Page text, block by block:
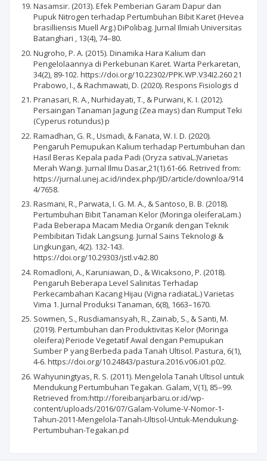
Nasamsir. (2013). Efek Pemberian Garam Dapur dan
Pupuk Nitrogen terhadap Pertumbuhan Bibit Karet (Hevea
brasilliensis Muell Arg.) DiPolibag. Jurnal Ilmiah Universitas
Batanghari , 13(4), 74–80.
Nugroho, P. A. (2015). Dinamika Hara Kalium dan
Pengelolaannya di Perkebunan Karet. Warta Perkaretan,
34(2), 89-102. https://doi.org/10.22302/PPK.WP.V34I2.260 21
Prabowo, I., & Rachmawati, D. (2020). Respons Fisiologis d
Pranasari, R. A., Nurhidayati, T., & Purwani, K. I. (2012).
Persaingan Tanaman Jagung (Zea mays) dan Rumput Teki
(Cyperus rotundus) p
Ramadhan, G. R., Usmadi, & Fanata, W. I. D. (2020).
Pengaruh Pemupukan Kalium terhadap Pertumbuhan dan
Hasil Beras Kepala pada Padi (Oryza sativaL.)Varietas
Merah Wangi. Jurnal Ilmu Dasar,21(1).61-66. Retrived from:
https://jurnal.unej.ac.id/index.php/JID/article/downloa/914
4/7658.
Rasmani, R., Parwata, I. G. M. A., & Santoso, B. B. (2018).
Pertumbuhan Bibit Tanaman Kelor (Moringa oleiferaLam.)
Pada Beberapa Macam Media Organik dengan Teknik
Pembibitan Tidak Langsung. Jurnal Sains Teknologi &
Lingkungan, 4(2). 132-143.
https://doi.org/10.29303/jstl.v4i2.80
Romadloni, A., Karuniawan, D., & Wicaksono, P. (2018).
Pengaruh Beberapa Level Salinitas Terhadap
Perkecambahan Kacang Hijau (Vigna radiataL.) Varietas
Vima 1. Jurnal Produksi Tanaman, 6(8), 1663–1670.
Sowmen, S., Rusdiamansyah, R., Zainab, S., & Santi, M.
(2019). Pertumbuhan dan Produktivitas Kelor (Moringa
oleifera) Periode Vegetatif Awal dengan Pemupukan
Sumber P yang Berbeda pada Tanah Ultisol. Pastura, 6(1),
4-6. https://doi.org/10.24843/pastura.2016.v06.i01.p02.
Wahyuningtyas, R. S. (2011). Mengelola Tanah Ultisol untuk
Mendukung Pertumbuhan Tegakan. Galam, V(1), 85–99.
Retrieved from:http://foreibanjarbaru.or.id/wp-
content/uploads/2016/07/Galam-Volume-V-Nomor-1-
Tahun-2011-Mengelola-Tanah-Ultisol-Untuk-Mendukung-
Pertumbuhan-Tegakan.pd